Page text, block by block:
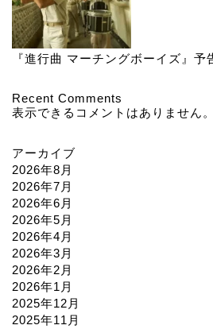
『進行曲 マーチングボーイズ』予
Recent Comments
表示できるコメントはありません。
アーカイブ
2026年8月
2026年7月
2026年6月
2026年5月
2026年4月
2026年3月
2026年2月
2026年1月
2025年12月
2025年11月